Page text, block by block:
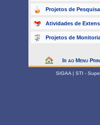
Projetos de Pesquisa
Atividades de
Projetos de
Ir ao Menu
SIGAA | STI -